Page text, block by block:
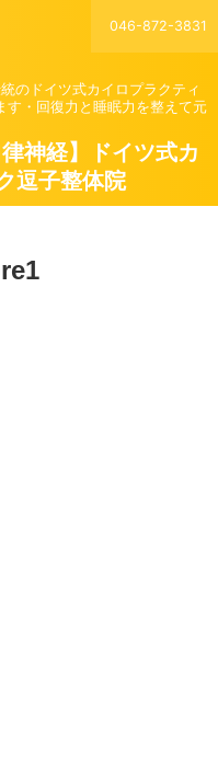
046-872-3831
のドイツ式カイロプラクティ
す・回復力と睡眠力を整えて元
神経】ドイツ式カ
逗子整体院